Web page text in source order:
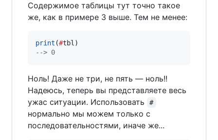
Содержимое таблицы тут точно такое
же, как в примере 3 выше. Тем не менее:
print (#tbl
--> 0
Ноль! Даже не три, не пять — ноль!!
Надеюсь, теперь вы представляете весь
ужас ситуации. Использовать
#
нормально мы можем только с
последовательностями, иначе же...